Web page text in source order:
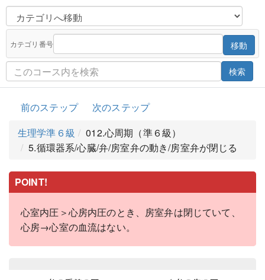
カテゴリ番号 移動
検索
前のステップ
次のステップ
生理学準６級
012.心周期（準６級）
5.循環器系/心臓/弁/房室弁の動き/房室弁が閉じる
POINT!
心室内圧＞心房内圧のとき、房室弁は閉じていて、
心房→心室の血流はない。